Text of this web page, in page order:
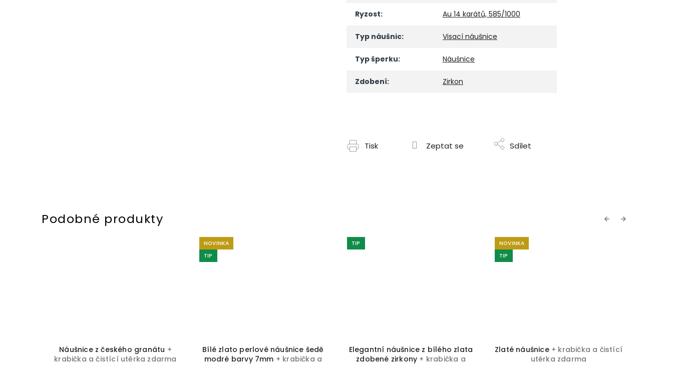
Ryzost: Au 14 karátů, 585/1000
Typ náušnic: Visací náušnice
Typ šperku: Náušnice
Zdobení: Zirkon
Tisk Zeptat se Sdílet
Previous
Náušnice z českého granátu +
krabička a čistící utěrka zdarma
NOVINKA
TIP
Bílé zlato perlové náušnice šedě
modré barvy 7mm + krabička a
TIP
Elegantní náušnice z bílého zlata
zdobené zirkony + krabička a
NOVINKA
TIP
Zlaté náušnice + krabička a čistící
utěrka zdarma
Next